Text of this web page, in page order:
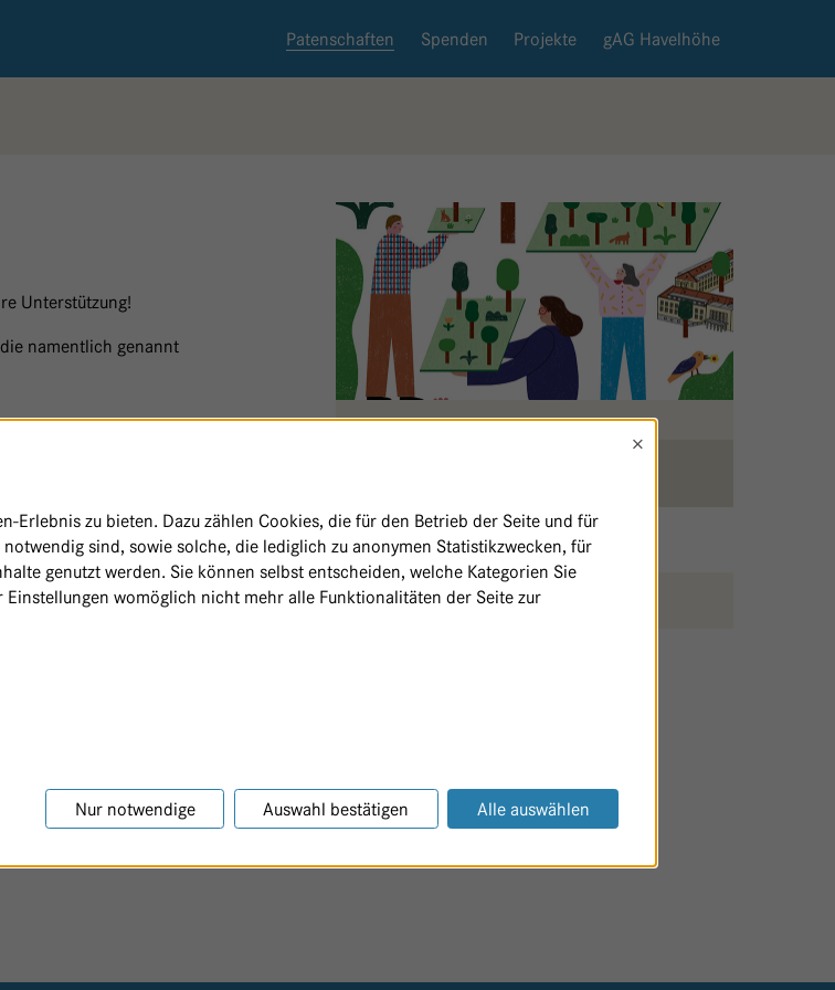
Patenschaften Spenden Projekte gAG Havelhöhe
Unterstützung!
namentlich genannt
SEITE AUSDRUCKEN / TEILEN
×
Erlebnis zu bieten. Dazu zählen Cookies, die für den Betrieb der Seite und für
sind, sowie solche, die lediglich zu anonymen Statistikzwecken, für
genutzt werden. Sie können selbst entscheiden, welche Kategorien Sie
Einstellungen womöglich nicht mehr alle Funktionalitäten der Seite zur
Nur notwendige Auswahl bestätigen Alle auswählen